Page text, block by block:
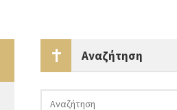
Αναζήτηση